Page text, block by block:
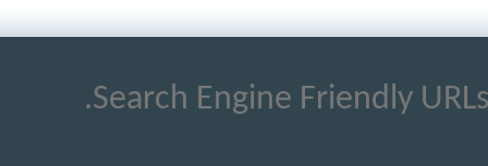
Search Engine Friendly